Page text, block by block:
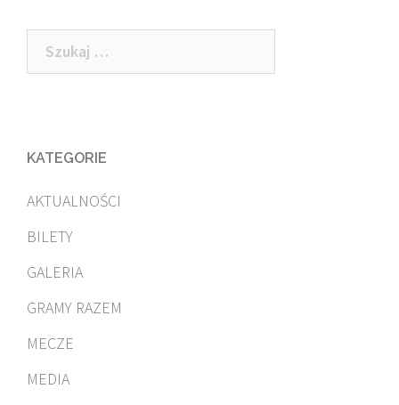
Szukaj:
KATEGORIE
AKTUALNOŚCI
BILETY
GALERIA
GRAMY RAZEM
MECZE
MEDIA